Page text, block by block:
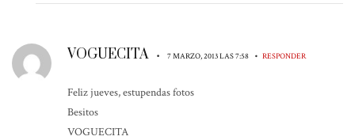
VOGUECITA • 7 MARZO, 2013 LAS 7:58 • RESPONDER
Feliz jueves, estupendas fotos
Besitos
VOGUECITA